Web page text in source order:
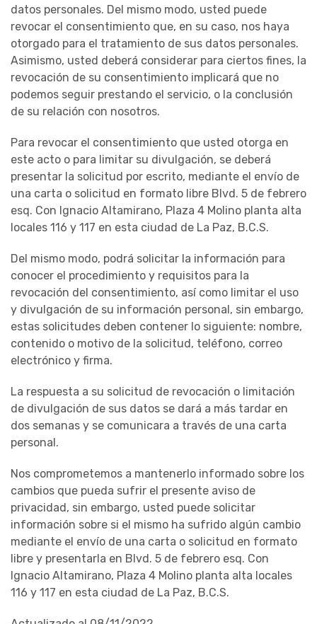
datos personales. Del mismo modo, usted puede
revocar el consentimiento que, en su caso, nos haya
otorgado para el tratamiento de sus datos personales.
Asimismo, usted deberá considerar para ciertos fines, la
revocación de su consentimiento implicará que no
podemos seguir prestando el servicio, o la conclusión
de su relación con nosotros.
Para revocar el consentimiento que usted otorga en
este acto o para limitar su divulgación, se deberá
presentar la solicitud por escrito, mediante el envío de
una carta o solicitud en formato libre Blvd. 5 de febrero
esq. Con Ignacio Altamirano, Plaza 4 Molino planta alta
locales 116 y 117 en esta ciudad de La Paz, B.C.S.
Del mismo modo, podrá solicitar la información para
conocer el procedimiento y requisitos para la
revocación del consentimiento, así como limitar el uso
y divulgación de su información personal, sin embargo,
estas solicitudes deben contener lo siguiente: nombre,
contenido o motivo de la solicitud, teléfono, correo
electrónico y firma.
La respuesta a su solicitud de revocación o limitación
de divulgación de sus datos se dará a más tardar en
dos semanas y se comunicara a través de una carta
personal.
Nos comprometemos a mantenerlo informado sobre los
cambios que pueda sufrir el presente aviso de
privacidad, sin embargo, usted puede solicitar
información sobre si el mismo ha sufrido algún cambio
mediante el envío de una carta o solicitud en formato
libre y presentarla en Blvd. 5 de febrero esq. Con
Ignacio Altamirano, Plaza 4 Molino planta alta locales
116 y 117 en esta ciudad de La Paz, B.C.S.